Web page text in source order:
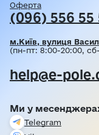
Оферта
(096) 556 55
м.Київ, вулиця
(пн-пт: 8:00-20:00,
help@e-
Ми у
Telegram